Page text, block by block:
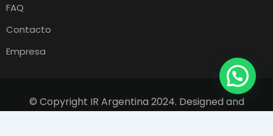
FAQ
Contacto
Empresa
© Copyright IR Argentina 2024. Designed and